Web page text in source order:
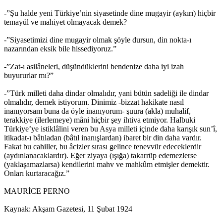
-”Şu halde yeni Türkiye’nin siyasetinde dine mugayir (aykırı) hiçbir
temayül ve mahiyet olmayacak demek?
-”Siyasetimizi dine mugayir olmak şöyle dursun, din nokta-ı
nazarından eksik bile hissediyoruz.”
-”Zat-ı asilâneleri, düşündüklerini bendenize daha iyi izah
buyururlar mı?”
-”Türk milleti daha dindar olmalıdır, yani bütün sadeliği ile dindar
olmalıdır, demek istiyorum. Dinimiz -bizzat hakikate nasıl
inanıyorsam buna da öyle inanıyorum- şuura (akla) muhalif,
terakkiye (ilerlemeye) mâni hiçbir şey ihtiva etmiyor. Halbuki
Türkiye’ye istiklâlini veren bu Asya milleti içinde daha karışık sun’î,
itikadat-ı bâtıladan (bâtıl inanışlardan) ibaret bir din daha vardır.
Fakat bu cahiller, bu âcizler sırası gelince tenevvür edeceklerdir
(aydınlanacaklardır). Eğer ziyaya (ışığa) takarrüp edemezlerse
(yaklaşamazlarsa) kendilerini mahv ve mahkûm etmişler demektir.
Onları kurtaracağız.”
MAURİCE PERNO
Kaynak: Akşam Gazetesi, 11 Şubat 1924